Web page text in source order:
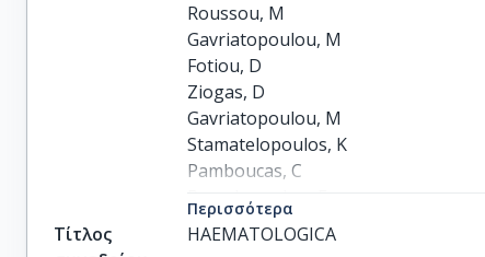
Roussou, M
Gavriatopoulou, M
Fotiou, D
Ziogas, D
Gavriatopoulou, M
Stamatelopoulos, K
Pamboucas, C
Papadopoulou, E
Michas, F
Περισσότερα
Τίτλος
HAEMATOLOGICA